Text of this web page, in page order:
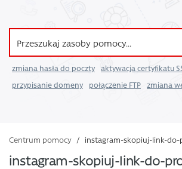
zmiana hasła do poczty
aktywacja certyfikatu
przypisanie domeny
połączenie FTP zmiana
Centrum pomocy / instagram-skopiuj-link-do-
instagram-skopiuj-link-do-